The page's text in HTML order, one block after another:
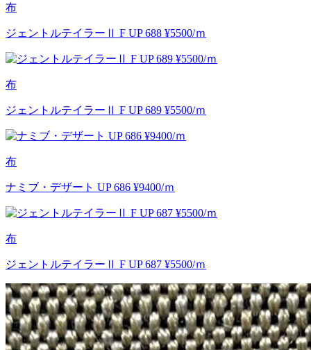
布
ジェントルテイラーⅡ F UP 688 ¥5500/ｍ
布
ジェントルテイラーⅡ F UP 689 ¥5500/ｍ
布
ナミブ・デザート UP 686 ¥9400/ｍ
布
ジェントルテイラーⅡ F UP 687 ¥5500/ｍ